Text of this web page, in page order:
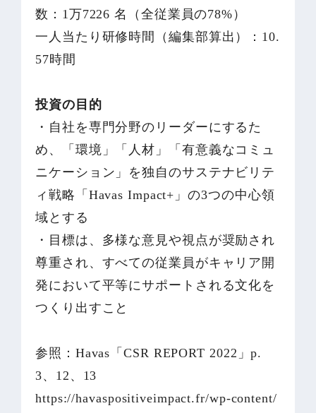
数：1万7226 名（全従業員の78%）
一人当たり研修時間（編集部算出）：10.
57時間
投資の目的
・自社を専門分野のリーダーにするた
め、「環境」「人材」「有意義なコミュ
ニケーション」を独自のサステナビリテ
ィ戦略「Havas Impact+」の3つの中心領
域とする
・目標は、多様な意見や視点が奨励され
尊重され、すべての従業員がキャリア開
発において平等にサポートされる文化を
つくり出すこと
参照：Havas「CSR REPORT 2022」p.
3、12、13
https://havaspositiveimpact.fr/wp-content/